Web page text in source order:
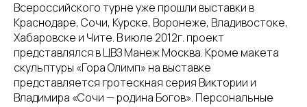
Всероссийского турне уже прошли выставки в
Краснодаре, Сочи, Курске, Воронеже, Владивостоке,
Хабаровске и Чите. В июле 2012г. проект
представлялся в ЦВЗ Манеж Москва. Кроме макета
скульптуры «Гора Олимп» на выставке
представляется гротескная серия Виктории и
Владимира «Сочи — родина Богов». Персональные